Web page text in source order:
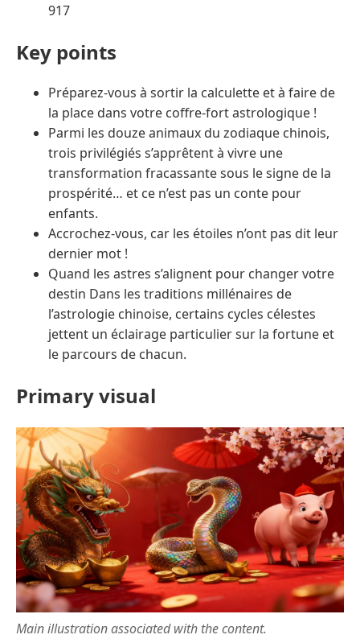
917
Key points
Préparez-vous à sortir la calculette et à faire de
la place dans votre coffre-fort astrologique !
Parmi les douze animaux du zodiaque chinois,
trois privilégiés s’apprêtent à vivre une
transformation fracassante sous le signe de la
prospérité… et ce n’est pas un conte pour
enfants.
Accrochez-vous, car les étoiles n’ont pas dit leur
dernier mot !
Quand les astres s’alignent pour changer votre
destin Dans les traditions millénaires de
l’astrologie chinoise, certains cycles célestes
jettent un éclairage particulier sur la fortune et
le parcours de chacun.
Primary visual
Main illustration associated with the content.